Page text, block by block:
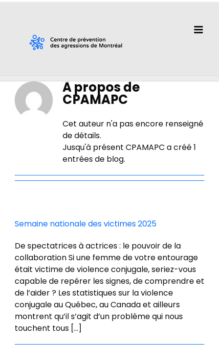
À propos de
CPAMAPC
Cet auteur n'a pas encore renseigné
de détails.
Jusqu'à présent CPAMAPC a créé 1
entrées de blog.
Semaine nationale des victimes 2025
De spectatrices à actrices : le pouvoir de la
collaboration Si une femme de votre entourage
était victime de violence conjugale, seriez-vous
capable de repérer les signes, de comprendre et
de l’aider ? Les statistiques sur la violence
conjugale au Québec, au Canada et ailleurs
montrent qu’il s’agit d’un problème qui nous
touchent tous [...]